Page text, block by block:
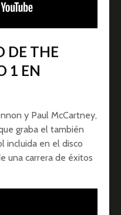
DE THE
1 EN
y Paul McCartney,
graba el también
incluida en el disco
una carrera de éxitos